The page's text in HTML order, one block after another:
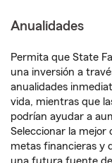
Anualidades
Permita que State
una inversión a
anualidades
vida, mientras que
podrían ayudar a
Seleccionar la mejor
metas financieras y